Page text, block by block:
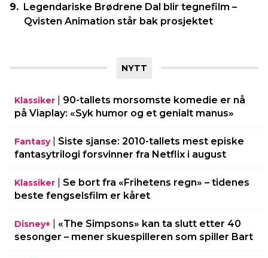
Legendariske Brødrene Dal blir tegnefilm –
Qvisten Animation står bak prosjektet
NYTT
Klassiker
90-tallets morsomste komedie er nå
på Viaplay: «Syk humor og et genialt manus»
Fantasy| Siste sjanse: 2010-tallets mest episke
fantasytrilogi forsvinner fra Netflix i august
Klassiker
Se bort fra «Frihetens regn» – tidenes
beste fengselsfilm er kåret
Disney+
«The Simpsons» kan ta slutt etter 40
sesonger – mener skuespilleren som spiller Bart